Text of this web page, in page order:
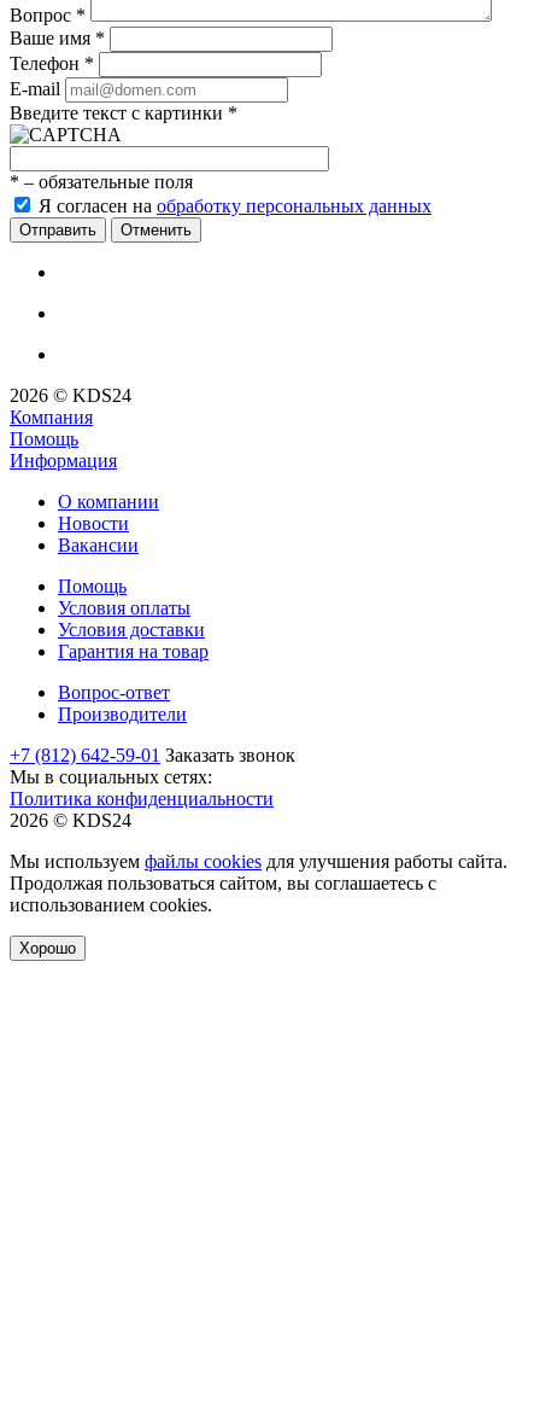
Вопрос *
Ваше имя *
Телефон *
E-mail
Введите текст с картинки *
* – обязательные поля
Я согласен на обработку персональных данных
Отменить
2026 © KDS24
Компания
Помощь
Информация
О компании
Новости
Вакансии
Помощь
Условия оплаты
Условия доставки
Гарантия на товар
Вопрос-ответ
Производители
+7 (812) 642-59-01 Заказать звонок
Мы в социальных сетях:
Политика конфиденциальности
2026 © KDS24
Мы используем файлы cookies для улучшения работы сайта.
Продолжая пользоваться сайтом, вы соглашаетесь с
использованием cookies.
Хорошо